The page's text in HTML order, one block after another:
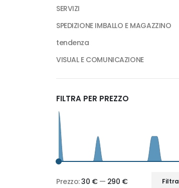
SERVIZI
SPEDIZIONE IMBALLO E MAGAZZINO
tendenza
VISUAL E COMUNICAZIONE
FILTRA PER PREZZO
Filtra
Prezzo:30 €— 290 €